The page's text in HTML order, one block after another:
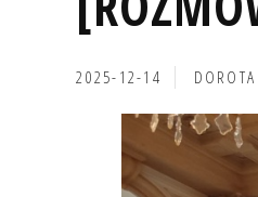
2025-12-14